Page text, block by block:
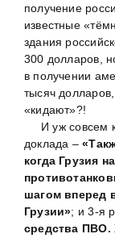
получение
известные
здания
300 долларов,
в получении
тысяч
«кидают»?!
И уж совсем
доклада –
когда Грузия
шагом вперед
Грузии»; и 3-я
средства ПВО.